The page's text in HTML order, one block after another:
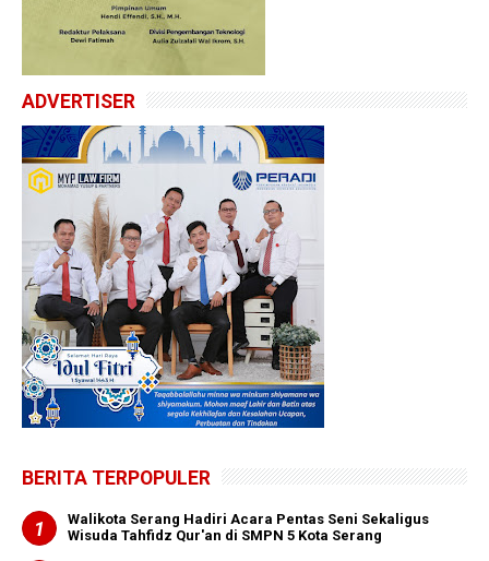
ADVERTISER
BERITA TERPOPULER
Walikota Serang Hadiri Acara Pentas Seni Sekaligus
Wisuda Tahfidz Qur'an di SMPN 5 Kota Serang